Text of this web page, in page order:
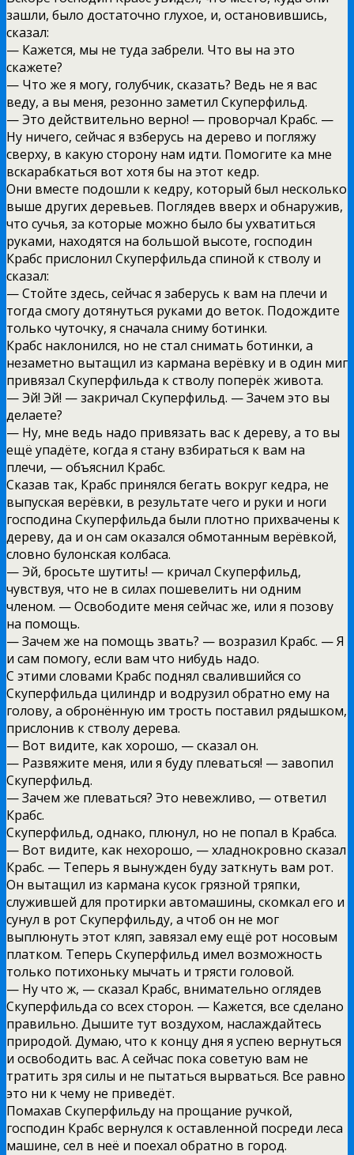
зашли, было достаточно глухое, и, остановившись,
сказал:
— Кажется, мы не туда забрели. Что вы на это
скажете?
— Что же я могу, голубчик, сказать? Ведь не я вас
веду, а вы меня, резонно заметил Скуперфильд.
— Это действительно верно! — проворчал Крабс. —
Ну ничего, сейчас я взберусь на дерево и погляжу
сверху, в какую сторону нам идти. Помогите ка мне
вскарабкаться вот хотя бы на этот кедр.
Они вместе подошли к кедру, который был несколько
выше других деревьев. Поглядев вверх и обнаружив,
что сучья, за которые можно было бы ухватиться
руками, находятся на большой высоте, господин
Крабс прислонил Скуперфильда спиной к стволу и
сказал:
— Стойте здесь, сейчас я заберусь к вам на плечи и
тогда смогу дотянуться руками до веток. Подождите
только чуточку, я сначала сниму ботинки.
Крабс наклонился, но не стал снимать ботинки, а
незаметно вытащил из кармана верёвку и в один миг
привязал Скуперфильда к стволу поперёк живота.
— Эй! Эй! — закричал Скуперфильд. — Зачем это вы
делаете?
— Ну, мне ведь надо привязать вас к дереву, а то вы
ещё упадёте, когда я стану взбираться к вам на
плечи, — объяснил Крабс.
Сказав так, Крабс принялся бегать вокруг кедра, не
выпуская верёвки, в результате чего и руки и ноги
господина Скуперфильда были плотно прихвачены к
дереву, да и он сам оказался обмотанным верёвкой,
словно булонская колбаса.
— Эй, бросьте шутить! — кричал Скуперфильд,
чувствуя, что не в силах пошевелить ни одним
членом. — Освободите меня сейчас же, или я позову
на помощь.
— Зачем же на помощь звать? — возразил Крабс. — Я
и сам помогу, если вам что нибудь надо.
С этими словами Крабс поднял свалившийся со
Скуперфильда цилиндр и водрузил обратно ему на
голову, а обронённую им трость поставил рядышком,
прислонив к стволу дерева.
— Вот видите, как хорошо, — сказал он.
— Развяжите меня, или я буду плеваться! — завопил
Скуперфильд.
— Зачем же плеваться? Это невежливо, — ответил
Крабс.
Скуперфильд, однако, плюнул, но не попал в Крабса.
— Вот видите, как нехорошо, — хладнокровно сказал
Крабс. — Теперь я вынужден буду заткнуть вам рот.
Он вытащил из кармана кусок грязной тряпки,
служившей для протирки автомашины, скомкал его и
сунул в рот Скуперфильду, а чтоб он не мог
выплюнуть этот кляп, завязал ему ещё рот носовым
платком. Теперь Скуперфильд имел возможность
только потихоньку мычать и трясти головой.
— Ну что ж, — сказал Крабс, внимательно оглядев
Скуперфильда со всех сторон. — Кажется, все сделано
правильно. Дышите тут воздухом, наслаждайтесь
природой. Думаю, что к концу дня я успею вернуться
и освободить вас. А сейчас пока советую вам не
тратить зря силы и не пытаться вырваться. Все равно
это ни к чему не приведёт.
Помахав Скуперфильду на прощание ручкой,
господин Крабс вернулся к оставленной посреди леса
машине, сел в неё и поехал обратно в город.